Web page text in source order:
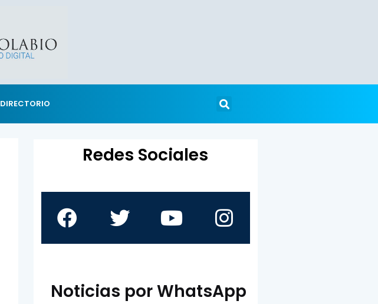
DIRECTORIO
Redes Sociales
Noticias por WhatsApp